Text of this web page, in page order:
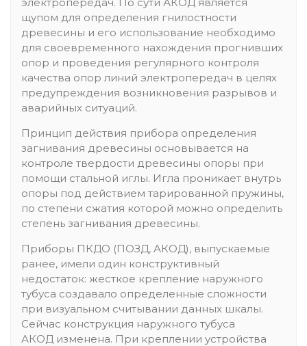
щупом для определения гнилостности
древесины и его использование необходимо
для своевременного нахождения прогнивших
опор и проведения регулярного контроля
качества опор линий электропередач в целях
предупреждения возникновения разрывов и
аварийных ситуаций.
Принцип действия прибора определения
загнивания древесины основывается на
контроле твердости древесины опоры при
помощи стальной иглы. Игла проникает внутрь
опоры под действием тарированной пружины,
по степени сжатия которой можно определить
степень загнивания древесины.
Приборы ПКДО (ПОЗД, АКОД), выпускаемые
ранее, имели один конструктивный
недостаток: жесткое крепление наружного
тубуса создавало определенные сложности
при визуальном считывании данных шкалы.
Сейчас конструкция наружного тубуса
АКОД изменена. При креплении устройства